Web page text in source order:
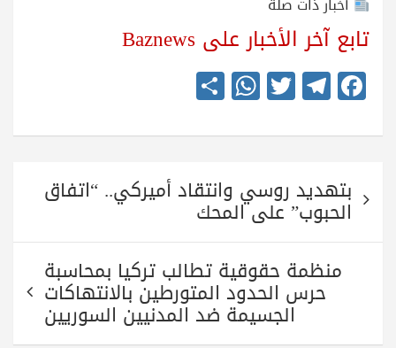
تابع آخر الأخبار على Baznews
Fa
ce
bo
ok
Te
le
gr
a
m
T
wi
tte
W
ha
ts
A
pp
re
تصفّح
المقالات
بتهديد روسي وانتقاد أميركي.. “اتفاق
الحبوب” على المحك
منظمة حقوقية تطالب تركيا بمحاسبة
حرس الحدود المتورطين بالانتهاكات
الجسيمة ضد المدنيين السوريين